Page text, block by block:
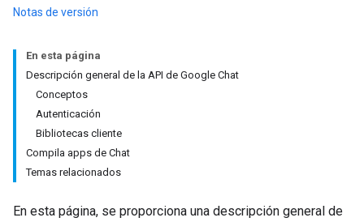
Notas de versión
En esta página
Descripción general de la API de Google Chat
Conceptos
Autenticación
Bibliotecas cliente
Compila apps de Chat
Temas relacionados
En esta página, se proporciona una descripción general de